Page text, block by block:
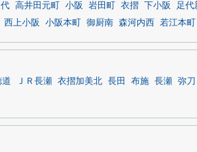
高井田元町 小阪 岩田町 衣摺 下小阪 足代
西上小阪 小阪本町 御厨南 森河内西 若江本町
道 ＪＲ長瀬 衣摺加美北 長田 布施 長瀬 弥刀